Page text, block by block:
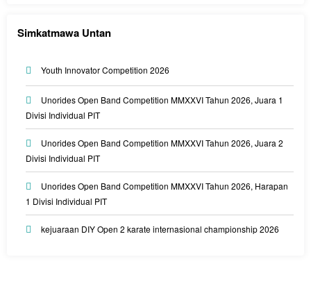
Simkatmawa Untan
Youth Innovator Competition 2026
Unorides Open Band Competition MMXXVI Tahun 2026, Juara 1
Divisi Individual PIT
Unorides Open Band Competition MMXXVI Tahun 2026, Juara 2
Divisi Individual PIT
Unorides Open Band Competition MMXXVI Tahun 2026, Harapan
1 Divisi Individual PIT
kejuaraan DIY Open 2 karate internasional championship 2026